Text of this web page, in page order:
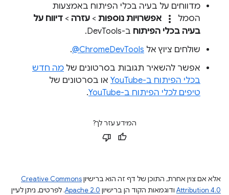
מדווחים על בעיה בכלי הפיתוח באמצעות
הסמל
more_vert אפשרויות נוספות > עזרה > דיווח על
בעיה בכלי הפיתוח ב-DevTools.
שולחים ציוץ אל ‎@ChromeDevTools
.
אפשר להשאיר תגובות בסרטונים של מה חדש
בכלי הפיתוח ב-YouTube
או בסרטונים של
טיפים לכלי הפיתוח ב-YouTube
.
המידע עזר לך?
אלא אם צוין אחרת, התוכן של דף זה הוא ברישיוןCreative Commons
Attribution 4.0 ודוגמאות הקוד הן ברישיון Apache 2.0. לפרטים, ניתן לעיין